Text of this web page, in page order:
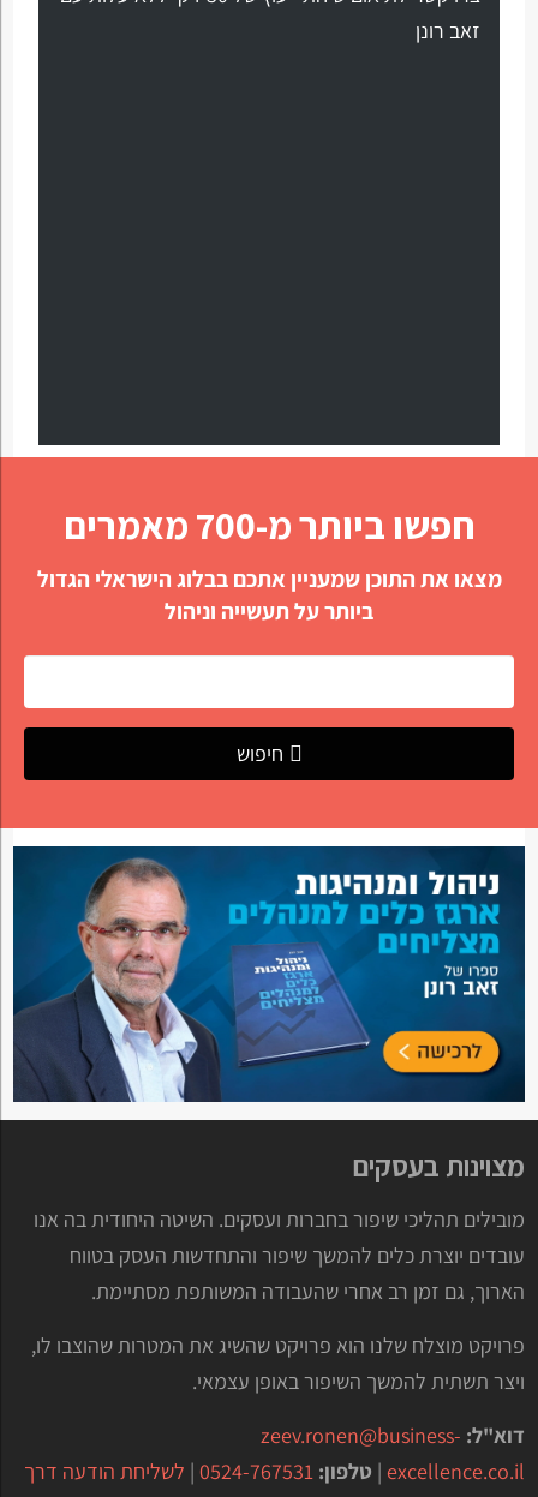
זאב רונן
חפשו ביותר מ-700 מאמרים
מצאו את התוכן שמעניין אתכם בבלוג הישראלי הגדול
ביותר על תעשייה וניהול
חיפוש
מצוינות בעסקים
מובילים תהליכי שיפור בחברות ועסקים. השיטה היחודית בה אנו
עובדים יוצרת כלים להמשך שיפור והתחדשות העסק בטווח
הארוך, גם זמן רב אחרי שהעבודה המשותפת מסתיימת.
פרויקט מוצלח שלנו הוא פרויקט שהשיג את המטרות שהוצבו לו,
ויצר תשתית להמשך השיפור באופן עצמאי.
דוא"ל: zeev.ronen@business-
excellence.co.il
| טלפון: 0524-767531
| לשליחת הודעה דרך